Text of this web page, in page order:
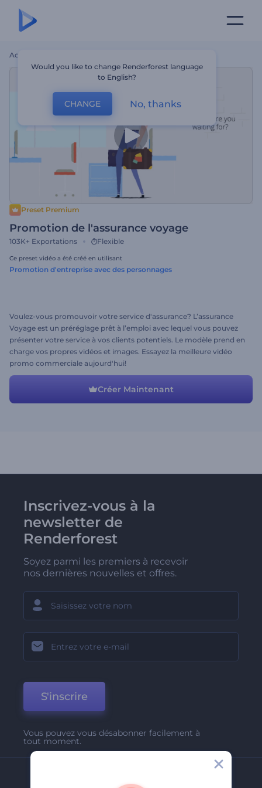
Accueil
Preset Premium
Promotion de l'assurance voyage
103K+ Exportations Flexible
Ce preset vidéo a été créé en utilisant
Promotion d'entreprise avec des personnages
Voulez-vous promouvoir votre service d'assurance? L’assurance
Voyage est un préréglage prêt à l’emploi avec lequel vous pouvez
présenter votre service à vos clients potentiels. Le modèle prend en
charge vos propres vidéos et images. Essayez la meilleure vidéo
promo commerciale aujourd'hui!
Créer Maintenant
Inscrivez-vous à la
newsletter de
Renderforest
Soyez parmi les premiers à recevoir
nos dernières nouvelles et offres.
S'inscrire
Vous pouvez vous désabonner facilement à
tout moment.
Would you like to change Renderforest language
to English?
CHANGE No, thanks